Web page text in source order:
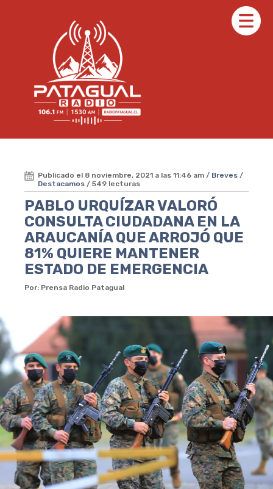
Publicado el 8 noviembre, 2021 a las 11:46 am / Breves /
Destacamos / 549 lecturas
PABLO URQUÍZAR VALORÓ
CONSULTA CIUDADANA EN LA
ARAUCANÍA QUE ARROJÓ QUE
81% QUIERE MANTENER
ESTADO DE EMERGENCIA
Por: Prensa Radio Patagual